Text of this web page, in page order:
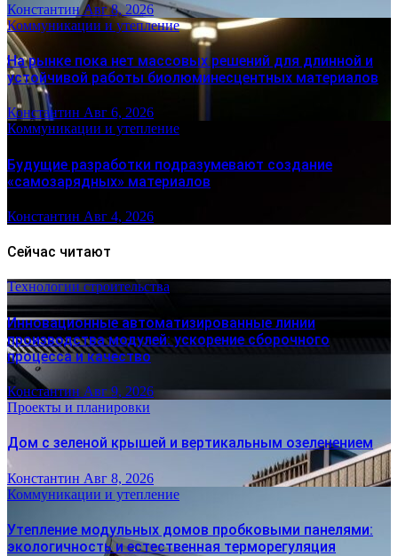
КонстантинАвг 8, 2026
Коммуникации и утепление
На рынке пока нет массовых решений для длинной и
устойчивой работы биолюминесцентных материалов
Константин Авг 6, 2026
Коммуникации и утепление
Будущие разработки подразумевают создание
«самозарядных» материалов
Константин Авг 4, 2026
Сейчас читают
Технологии строительства
Инновационные автоматизированные линии
производства модулей: ускорение сборочного
процесса и качество
Константин Авг 9, 2026
Проекты и планировки
Дом с зеленой крышей и вертикальным озеленением
Константин Авг 8, 2026
Коммуникации и утепление
Утепление модульных домов пробковыми панелями:
экологичность и естественная терморегуляция